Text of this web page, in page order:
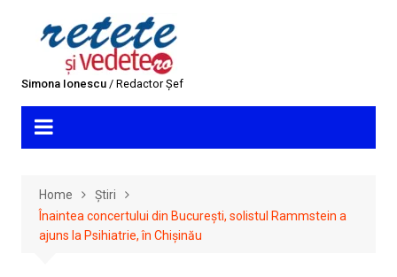
Simona Ionescu/ Redactor Șef
Home
Știri
Înaintea concertului din București, solistul Rammstein a
ajuns la Psihiatrie, în Chișinău